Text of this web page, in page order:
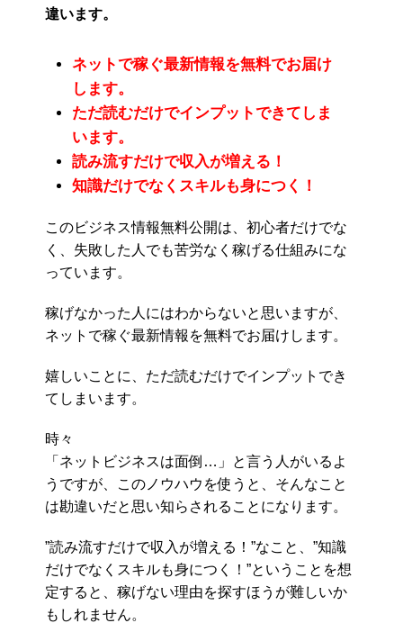
違います。
ネットで稼ぐ最新情報を無料でお届け
します。
ただ読むだけでインプットできてしま
います。
読み流すだけで収入が増える！
知識だけでなくスキルも身につく！
このビジネス情報無料公開は、初心者だけでな
く、失敗した人でも苦労なく稼げる仕組みにな
っています。
稼げなかった人にはわからないと思いますが、
ネットで稼ぐ最新情報を無料でお届けします。
嬉しいことに、ただ読むだけでインプットでき
てしまいます。
時々
「ネットビジネスは面倒…」と言う人がいるよ
うですが、このノウハウを使うと、そんなこと
は勘違いだと思い知らされることになります。
”読み流すだけで収入が増える！”なこと、”知識
だけでなくスキルも身につく！”ということを想
定すると、稼げない理由を探すほうが難しいか
もしれません。